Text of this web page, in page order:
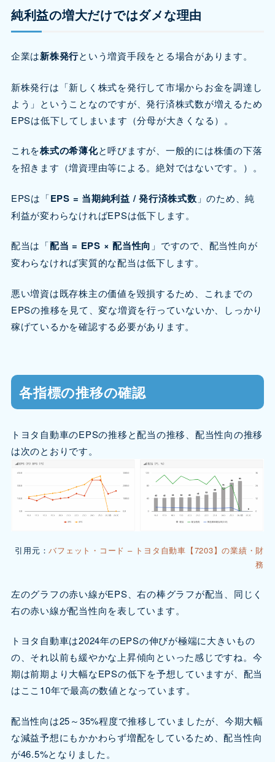
純利益の増大だけではダメな理由
企業は新株発行という増資手段をとる場合があります。
新株発行は「新しく株式を発行して市場からお金を調達し
よう」ということなのですが、発行済株式数が増えるため
EPSは低下してしまいます（分母が大きくなる）。
これを株式の希薄化と呼びますが、一般的には株価の下落
を招きます（増資理由等による。絶対ではないです。）。
EPSは「EPS = 当期純利益 / 発行済株式数 」のため、純
利益が変わらなければEPSは低下します。
配当は「配当 = EPS × 配当性向 」ですので、配当性向が
変わらなければ実質的な配当は低下します。
悪い増資は既存株主の価値を毀損するため、これまでの
EPSの推移を見て、変な増資を行っていないか、しっかり
稼げているかを確認する必要があります。
各指標の推移の確認
トヨタ自動車のEPSの推移と配当の推移、配当性向の推移
は次のとおりです。
引用元：バフェット・コード – トヨタ自動車【7203】の業績・財
務
左のグラフの赤い線がEPS、右の棒グラフが配当、同じく
右の赤い線が配当性向を表しています。
トヨタ自動車は2024年のEPSの伸びが極端に大きいもの
の、それ以前も緩やかな上昇傾向といった感じですね。今
期は前期より大幅なEPSの低下を予想していますが、配当
はここ10年で最高の数値となっています。
配当性向は25～35%程度で推移していましたが、今期大幅
な減益予想にもかかわらず増配をしているため、配当性向
が46.5%となりました。